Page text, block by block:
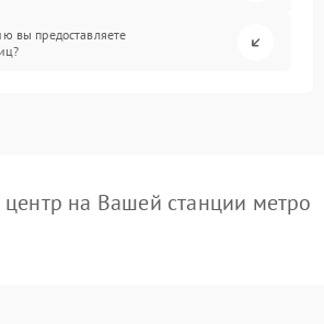
вы предоставляете
на Вашей станции метро